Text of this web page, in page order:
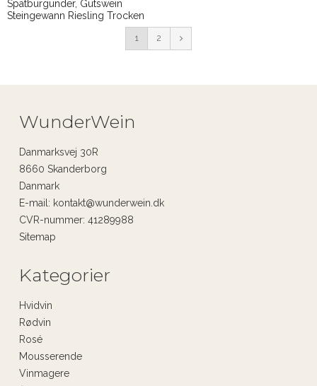
Spätburgunder, Gutswein
Steingewann Riesling Trocken
1 2
WunderWein
Danmarksvej 30R
8660 Skanderborg
Danmark
E-mail : kontakt@wunderwein.dk
CVR-nummer: 41289988
Sitemap
Kategorier
Hvidvin
Rødvin
Rosé
Mousserende
Vinmagere